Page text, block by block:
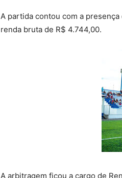
A partida contou com a
renda bruta de R$ 4.744,00.
A arbitragem ficou a cargo de